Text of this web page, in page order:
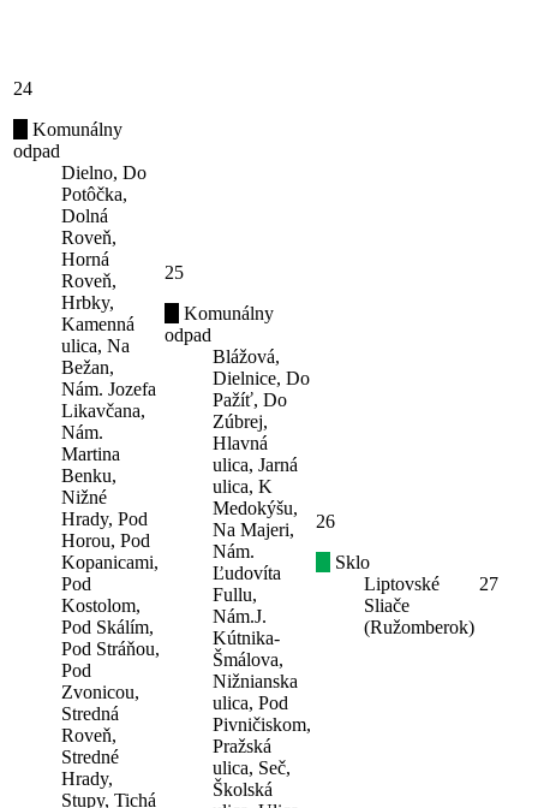
24
Komunálny
odpad
Dielno, Do
Potôčka,
Dolná
Roveň,
Horná
Roveň,
Hrbky,
Kamenná
ulica, Na
Bežan,
Nám. Jozefa
Likavčana,
Nám.
Martina
Benku,
Nižné
Hrady, Pod
Horou, Pod
Kopanicami,
Pod
Kostolom,
Pod Skálím,
Pod Stráňou,
Pod
Zvonicou,
Stredná
Roveň,
Stredné
Hrady,
Stupy, Tichá
25
Komunálny
odpad
Blážová,
Dielnice, Do
Pažíť, Do
Zúbrej,
Hlavná
ulica, Jarná
ulica, K
Medokýšu,
Na Majeri,
Nám.
Ľudovíta
Fullu,
Nám.J.
Kútnika-
Šmálova,
Nižnianska
ulica, Pod
Pivničiskom,
Pražská
ulica, Seč,
Školská
26
Sklo
Liptovské
Sliače
(Ružomberok)
27